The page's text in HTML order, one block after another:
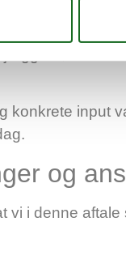
Kors
We
konkrete input
og
vi i denne